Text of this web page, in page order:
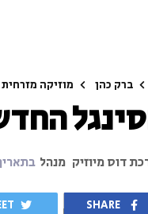
ברק כהן מוזיקה מזרחית
דוס מיוזיק מנהל
SHARE